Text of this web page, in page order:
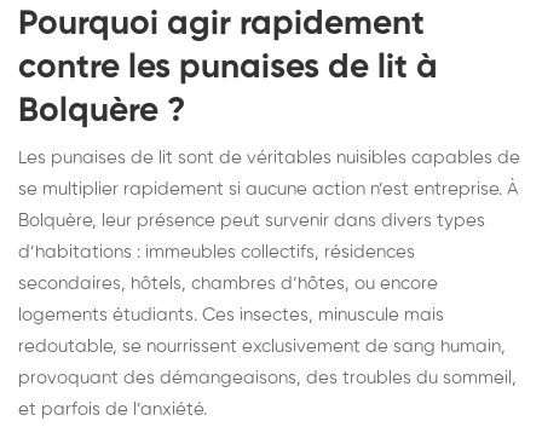
Pourquoi agir rapidement
contre les punaises de lit à
Bolquère ?
Les punaises de lit sont de véritables nuisibles capables de
se multiplier rapidement si aucune action n’est entreprise. À
Bolquère, leur présence peut survenir dans divers types
d’habitations : immeubles collectifs, résidences
secondaires, hôtels, chambres d’hôtes, ou encore
logements étudiants. Ces insectes, minuscule mais
redoutable, se nourrissent exclusivement de sang humain,
provoquant des démangeaisons, des troubles du sommeil,
et parfois de l’anxiété.